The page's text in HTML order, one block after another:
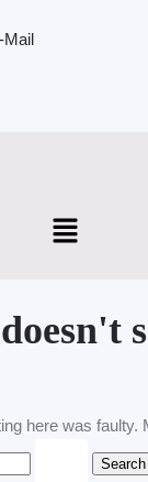
Menu
here was faulty.